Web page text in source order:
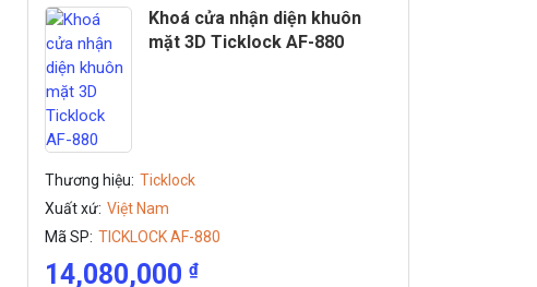
Khoá cửa nhận diện khuôn
mặt 3D Ticklock AF-880
Thương hiệu: Ticklock
Xuất xứ: Việt Nam
Mã SP: TICKLOCK AF-880
14,080,000 ₫